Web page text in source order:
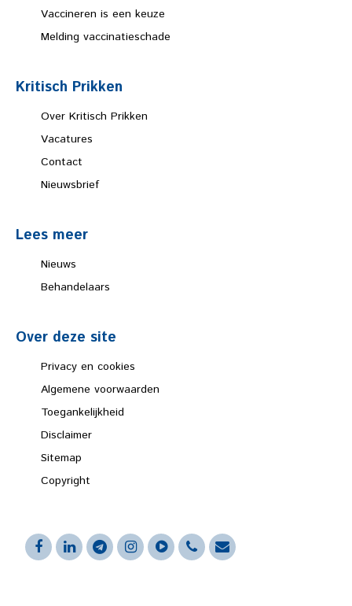
Vaccineren is een keuze
Melding vaccinatieschade
Kritisch Prikken
Over Kritisch Prikken
Vacatures
Contact
Nieuwsbrief
Lees meer
Nieuws
Behandelaars
Over deze site
Privacy en cookies
Algemene voorwaarden
Toegankelijkheid
Disclaimer
Sitemap
Copyright